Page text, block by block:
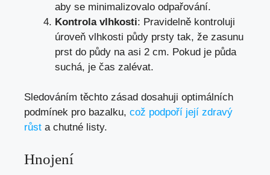
aby se minimalizovalo odpařování.
Kontrola vlhkosti: Pravidelně kontroluji
úroveň vlhkosti půdy prsty tak, že zasunu
prst do půdy na asi 2 cm. Pokud je půda
suchá, je čas zalévat.
Sledováním těchto zásad dosahuji optimálních
podmínek pro bazalku, což podpoří její zdravý
růst a chutné listy.
Hnojení